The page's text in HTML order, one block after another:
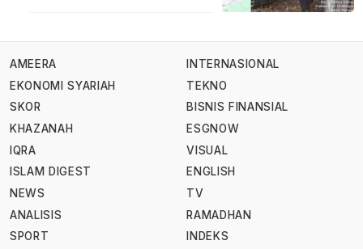
AMEERA
EKONOMI SYARIAH
SKOR
KHAZANAH
IQRA
ISLAM DIGEST
NEWS
ANALISIS
SPORT
INTERNASIONAL
TEKNO
BISNIS FINANSIAL
ESGNOW
VISUAL
ENGLISH
TV
RAMADHAN
INDEKS